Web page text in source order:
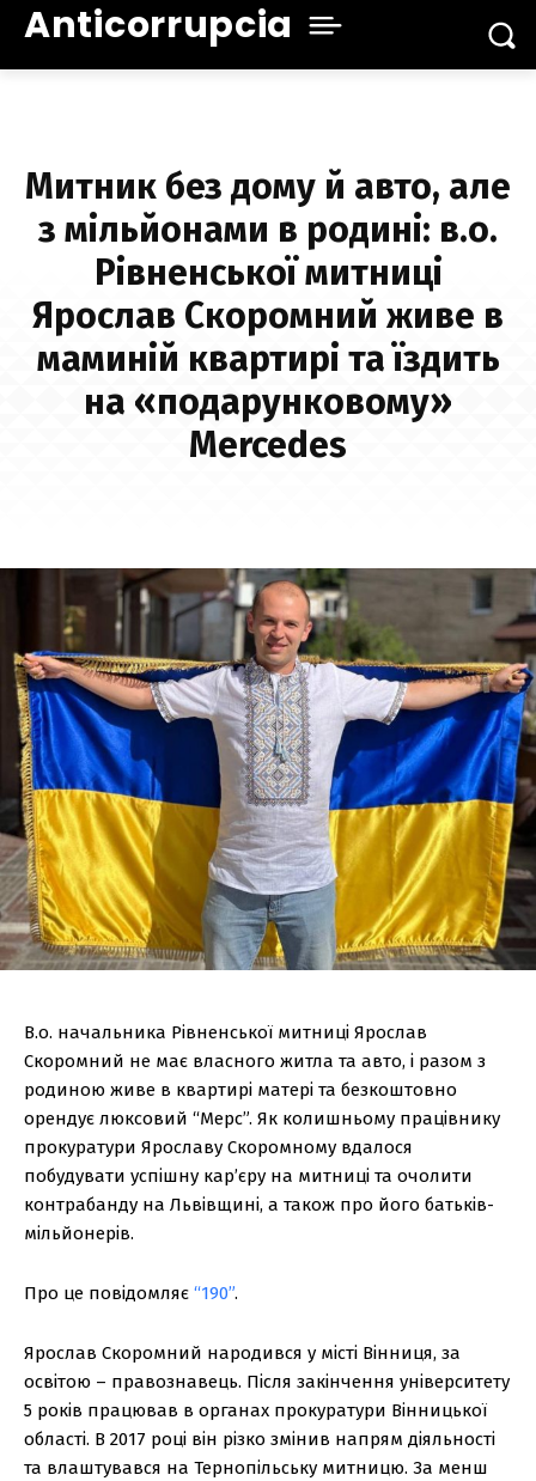
Anticorrupcia
Митник без дому й авто, але
з мільйонами в родині: в.о.
Рівненської митниці
Ярослав Скоромний живе в
маминій квартирі та їздить
на «подарунковому»
Mercedes
В.о. начальника Рівненської митниці Ярослав
Скоромний не має власного житла та авто, і разом з
родиною живе в квартирі матері та безкоштовно
орендує люксовий “Мерс”. Як колишньому працівнику
прокуратури Ярославу Скоромному вдалося
побудувати успішну карʼєру на митниці та очолити
контрабанду на Львівщині, а також про його батьків-
мільйонерів.
Про це повідомляє “190”.
Ярослав Скоромний народився у місті Вінниця, за
освітою – правознавець. Після закінчення університету
5 років працював в органах прокуратури Вінницької
області. В 2017 році він різко змінив напрям діяльності
та влаштувався на Тернопільську митницю. За менш